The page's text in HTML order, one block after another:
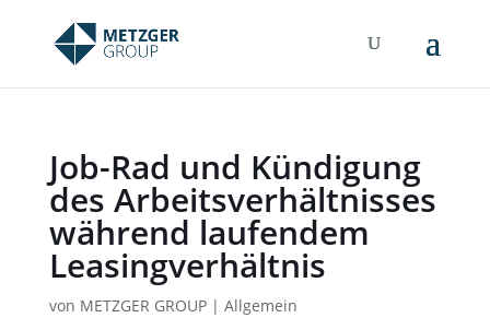
Job-Rad und Kündigung
des Arbeitsverhältnisses
während laufendem
Leasingverhältnis
von METZGER GROUP| Allgemein